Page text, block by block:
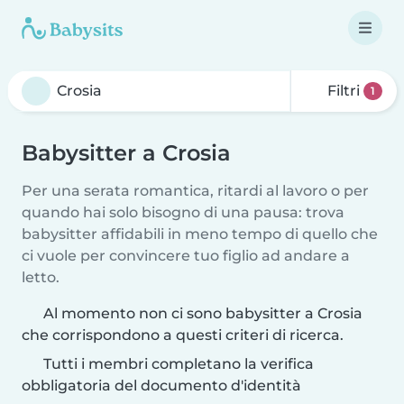
Filtri 1
Babysitter a Crosia
Per una serata romantica, ritardi al lavoro o per
quando hai solo bisogno di una pausa: trova
babysitter affidabili in meno tempo di quello che
ci vuole per convincere tuo figlio ad andare a
letto.
Al momento non ci sono babysitter a Crosia
che corrispondono a questi criteri di ricerca.
Tutti i membri completano la verifica
obbligatoria del documento d'identità